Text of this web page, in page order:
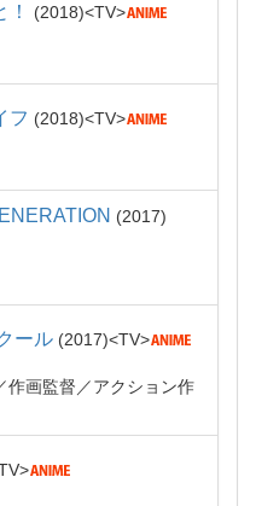
2018 TV
フ 2018 TV
2017
ール 2017 TV
作画監督
アクション作